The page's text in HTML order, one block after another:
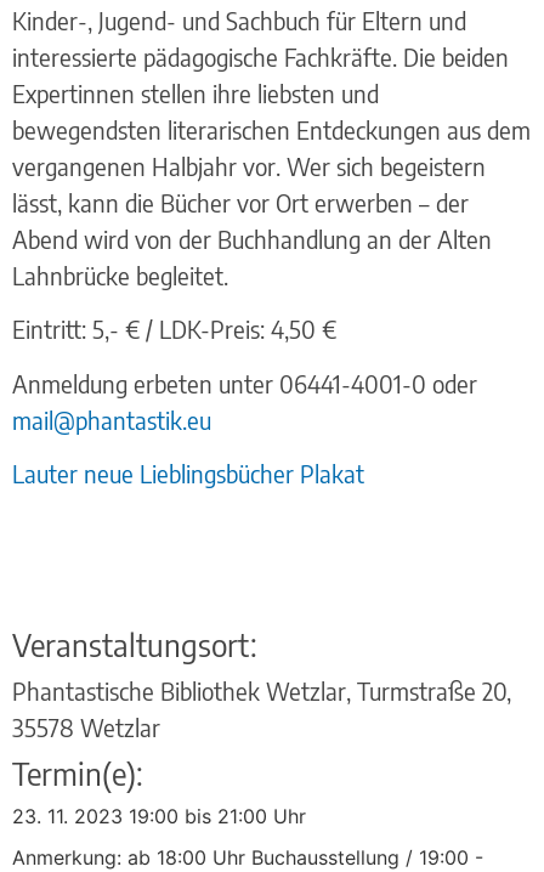
Kinder-, Jugend- und Sachbuch für Eltern und
interessierte pädagogische Fachkräfte. Die beiden
Expertinnen stellen ihre liebsten und
bewegendsten literarischen Entdeckungen aus dem
vergangenen Halbjahr vor. Wer sich begeistern
lässt, kann die Bücher vor Ort erwerben – der
Abend wird von der Buchhandlung an der Alten
Lahnbrücke begleitet.
Eintritt: 5,- € / LDK-Preis: 4,50 €
Anmeldung erbeten unter 06441-4001-0 oder
mail@phantastik.eu
Lauter neue Lieblingsbücher Plakat
Veranstaltungsort:
Phantastische Bibliothek Wetzlar, Turmstraße 20,
35578 Wetzlar
Termin(e):
23. 11. 2023 19:00 bis 21:00 Uhr
Anmerkung: ab 18:00 Uhr Buchausstellung / 19:00 -